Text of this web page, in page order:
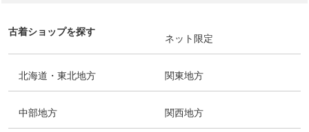
古着ショップを探す
ネット限定
北海道・東北地方 関東地方
中部地方 関西地方